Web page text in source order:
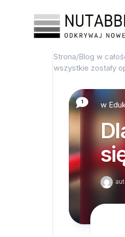
Strona/Blog w
wszystkie zostały
1 w